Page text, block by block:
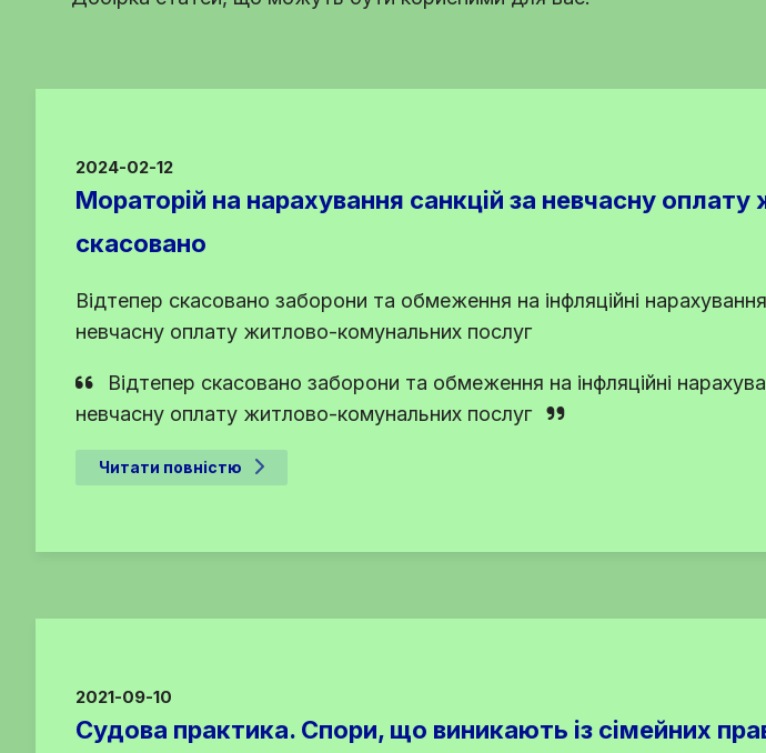
2024-02-12
Мораторій на нарахування санкцій за невчасну
скасовано
Відтепер скасовано заборони та обмеження на інфляційні
невчасну оплату житлово-комунальних послуг
Відтепер скасовано заборони та обмеження на інфляційні
невчасну оплату житлово-комунальних послуг
Читати повністю
2021-09-10
Судова практика. Спори, що виникають із сімейних